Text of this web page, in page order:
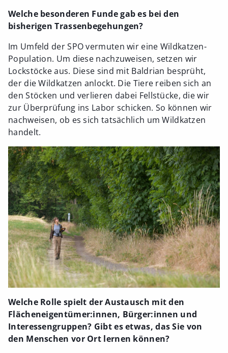
Welche besonderen Funde gab es bei den
bisherigen Trassenbegehungen?
Im Umfeld der SPO vermuten wir eine Wildkatzen-
Population. Um diese nachzuweisen, setzen wir
Lockstöcke aus. Diese sind mit Baldrian besprüht,
der die Wildkatzen anlockt. Die Tiere reiben sich an
den Stöcken und verlieren dabei Fellstücke, die wir
zur Überprüfung ins Labor schicken. So können wir
nachweisen, ob es sich tatsächlich um Wildkatzen
handelt.
Welche Rolle spielt der Austausch mit den
Flächeneigentümer:innen, Bürger:innen und
Interessengruppen? Gibt es etwas, das Sie von
den Menschen vor Ort lernen können?